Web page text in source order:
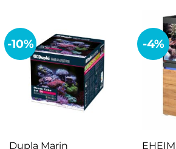
-10%
Dupla Marin
-4%